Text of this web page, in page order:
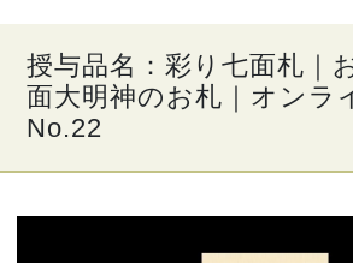
授与品名：彩り七面札｜
面大明神のお札｜オンラ
No.22